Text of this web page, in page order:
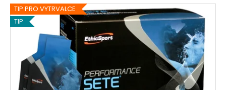
V
ý
TIP PRO VYTRVALCE
TIP